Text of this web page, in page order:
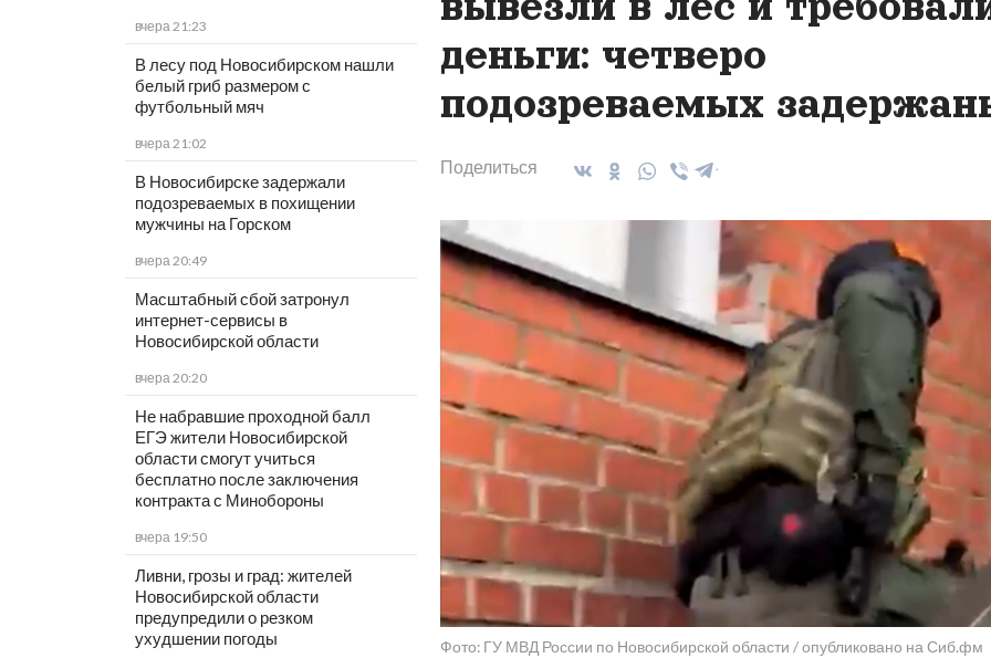
вчера 21:23
В лесу под Новосибирском нашли
белый гриб размером с
футбольный мяч
вчера 21:02
В Новосибирске задержали
подозреваемых в похищении
мужчины на Горском
вчера 20:49
Масштабный сбой затронул
интернет-сервисы в
Новосибирской области
вчера 20:20
Не набравшие проходной балл
ЕГЭ жители Новосибирской
области смогут учиться
бесплатно после заключения
контракта с Минобороны
вчера 19:50
Ливни, грозы и град: жителей
Новосибирской области
предупредили о резком
ухудшении погоды
деньги: четверо
подозреваемых
Поделиться
Фото: ГУ МВД России по Новосибирской области / опубликовано на Сиб.фм